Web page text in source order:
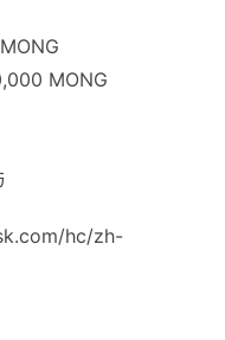
MONG
hc/zh-